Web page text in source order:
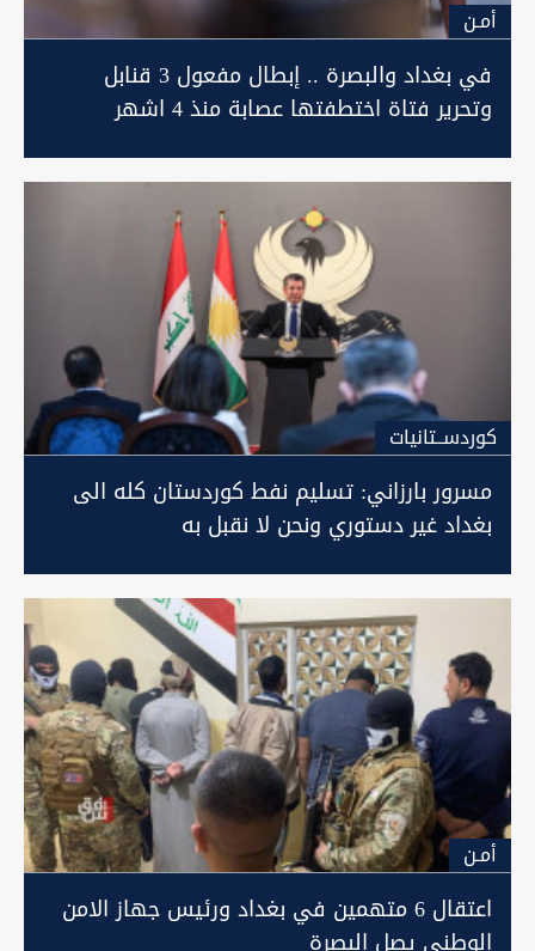
أمـن
في بغداد والبصرة .. إبطال مفعول 3 قنابل
وتحرير فتاة اختطفتها عصابة منذ 4 اشهر
كوردســتانيات
مسرور بارزاني: تسليم نفط كوردستان كله الى
بغداد غير دستوري ونحن لا نقبل به
أمـن
اعتقال 6 متهمين في بغداد ورئيس جهاز الامن
الوطني يصل البصرة